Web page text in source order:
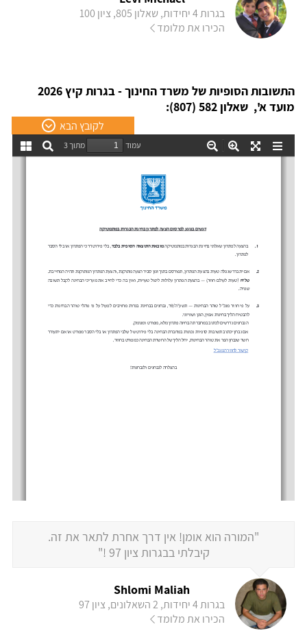
בגרות 4 יחידות, שאלון 805, ציון 100
הכירו את מלומד
התשובות הסופיות של משרד החינוך - בגרות קיץ 2026
מועד א', שאלון 582 (807):
לקובץ הבא
"המורה הוא אומן! אין דרך אחרת לתאר את זה.
קיבלתי בבגרות ציון 97 !"
Shlomi Maliah
בגרות 4 יחידות, 2 השאלונים, ציון 97
הכירו את מלומד